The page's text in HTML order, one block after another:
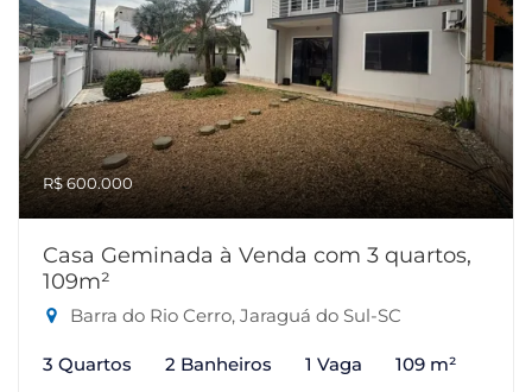
R$ 600.000
Casa Geminada à Venda com 3 quartos,
109m²
Barra do Rio Cerro, Jaraguá do Sul-SC
3 Quartos 2 Banheiros 1 Vaga 109 m²